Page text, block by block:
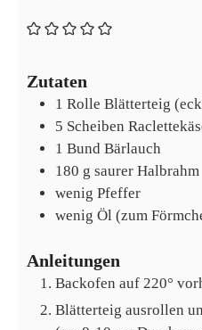
Zutaten
1 Rolle Blätterteig
5 Scheiben
1 Bund Bärlauch
180 g saurer Halbrahm
wenig Pfeffer
wenig Öl (zum
Anleitungen
Backofen auf 220°
Blätterteig ausrollen